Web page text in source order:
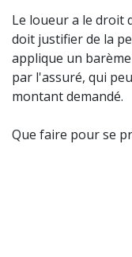
Le loueur a le droit
doit justifier de la
applique un
par l'assuré, qui
montant demandé.
Que faire pour se